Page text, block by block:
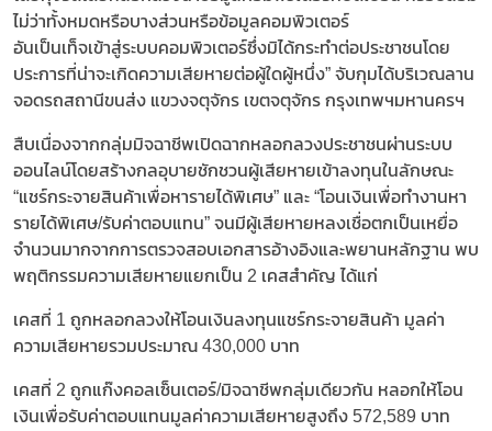
ไม่ว่าทั้งหมดหรือบางส่วนหรือข้อมูลคอมพิวเตอร์
อันเป็นเท็จเข้าสู่ระบบคอมพิวเตอร์ซึ่งมิได้กระทำต่อประชาชนโดย
ประการที่น่าจะเกิดความเสียหายต่อผู้ใดผู้หนึ่ง” จับกุมได้บริเวณลาน
จอดรถสถานีขนส่ง แขวงจตุจักร เขตจตุจักร กรุงเทพฯมหานครฯ
สืบเนื่องจากกลุ่มมิจฉาชีพเปิดฉากหลอกลวงประชาชนผ่านระบบ
ออนไลน์โดยสร้างกลอุบายชักชวนผู้เสียหายเข้าลงทุนในลักษณะ
“แชร์กระจายสินค้าเพื่อหารายได้พิเศษ” และ “โอนเงินเพื่อทำงานหา
รายได้พิเศษ/รับค่าตอบแทน” จนมีผู้เสียหายหลงเชื่อตกเป็นเหยื่อ
จำนวนมาก​จากการตรวจสอบเอกสารอ้างอิงและพยานหลักฐาน พบ
พฤติกรรมความเสียหายแยกเป็น 2 เคสสำคัญ ได้แก่
เคสที่ 1 ถูกหลอกลวงให้โอนเงินลงทุนแชร์กระจายสินค้า มูลค่า
ความเสียหายรวมประมาณ 430,000 บาท
เคสที่ 2 ถูกแก๊งคอลเซ็นเตอร์/มิจฉาชีพกลุ่มเดียวกัน หลอกให้โอน
เงินเพื่อรับค่าตอบแทนมูลค่าความเสียหายสูงถึง 572,589 บาท